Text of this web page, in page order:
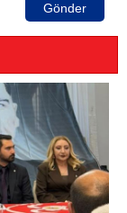
Gönder